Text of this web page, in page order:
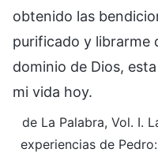
obtenido las
purificado y librarme
dominio de Dios,
mi vida hoy.
de La Palabra, Vol. I.
experiencias de